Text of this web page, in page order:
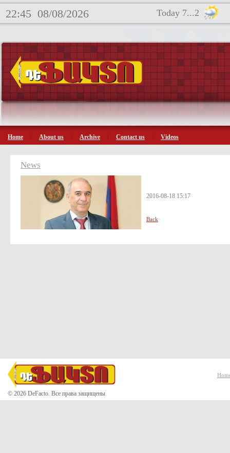
22:45 08/08/2026 Today 7...2
Home About us Archive Contact us Videos
News
2016-08-18 15:17
Back
© 2026 DeFacto. Все права защищены